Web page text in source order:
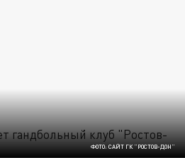
ФОТО: САЙТ ГК "РОСТОВ-ДОН"